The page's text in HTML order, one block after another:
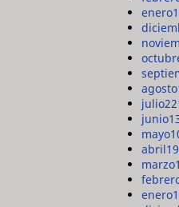
enero
agosto
julio
junio
mayo
abril
marzo
enero